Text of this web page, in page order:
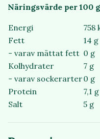
Näringsvärde per 100
Energi
758
Fett
14 g
- varav mättat fett 0 g
Kolhydrater
7 g
- varav sockerarter0 g
Protein
7,1 g
Salt
5 g